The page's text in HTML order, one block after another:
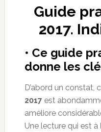
Guide
2017.
• Ce guide
donne les
D’abord un constat,
2017est
améliore
Une lecture qui est